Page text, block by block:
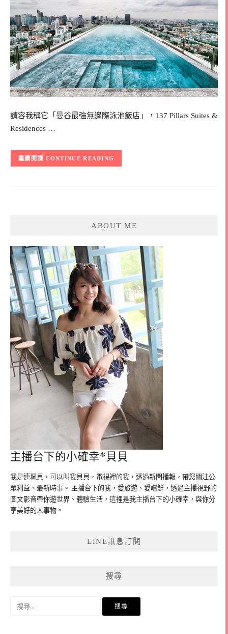
請容我稱它「曼谷最強無邊際泳池飯店」，137 Pillars Suites &
Residences …
CONTINUE READING
ABOUT ME
主播台下的小確幸*貝貝
我是連珮貝，可以叫我貝貝，電視裡的我，透過新聞播報，帶您關注公
眾利益、最新時事。 主播台下的我，愛旅遊、愛嚐鮮，透過主播視野的
圖文影音帶你遊世界、體驗生活，這裡是我主播台下的小確幸，與你分
享美好的人事物。
LINE訊息訂閱
搜尋